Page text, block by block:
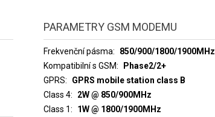
PARAMETRY GSM MODEMU
Frekvenční pásma
850/900/1800/1900MHz
Kompatibilní s GSM
Phase2/2+
GPRS
GPRS mobile station class B
Class 4
2W @ 850/900MHz
Class 1
1W @ 1800/1900MHz